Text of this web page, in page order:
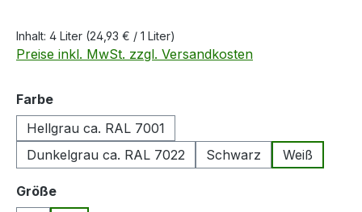
Inhalt: 4 Liter (24,93 € / 1 Liter)
Preise inkl. MwSt. zzgl. Versandkosten
Farbeauswählen
Hellgrau ca. RAL 7001
Dunkelgrau ca. RAL 7022
Schwarz Weiß
Größeauswählen